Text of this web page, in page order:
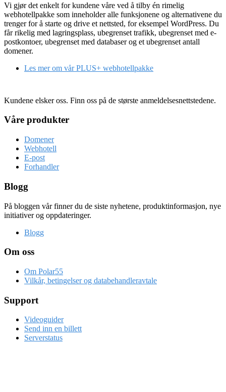
Vi gjør det enkelt for kundene våre ved å tilby én rimelig
webhotellpakke som inneholder alle funksjonene og alternativene du
trenger for å starte og drive et nettsted, for eksempel WordPress. Du
får rikelig med lagringsplass, ubegrenset trafikk, ubegrenset med e-
postkontoer, ubegrenset med databaser og et ubegrenset antall
domener.
Les mer om vår PLUS+ webhotellpakke
Kundene elsker oss. Finn oss på de største anmeldelsesnettstedene.
Våre produkter
Domener
Webhotell
E-post
Forhandler
Blogg
På bloggen vår finner du de siste nyhetene, produktinformasjon, nye
initiativer og oppdateringer.
Blogg
Om oss
Om Polar55
Vilkår, betingelser og databehandleravtale
Support
Videoguider
Send inn en billett
Serverstatus